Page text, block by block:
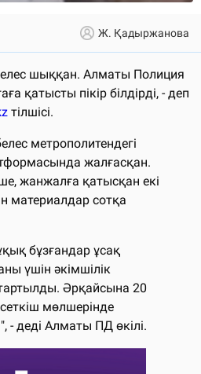
Ж. Қадыржанова
шыққан. Алматы Полиция
қатысты пікір білдірді, - деп
тілшісі.
метрополитендегі
жалғасқан.
жанжалға қатысқан екі
материалдар сотқа
бұзғандар ұсақ
үшін әкімшілік
Әрқайсына 20
мөлшерінде
- деді Алматы ПД өкілі.